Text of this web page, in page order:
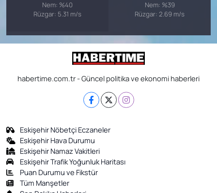
Nem: %40
Rüzgar: 5.31 m/s
Nem: %39
Rüzgar: 2.69 m/s
habertime.com.tr - Güncel politika ve ekonomi haberleri
Eskişehir Nöbetçi Eczaneler
Eskişehir Hava Durumu
Eskişehir Namaz Vakitleri
Eskişehir Trafik Yoğunluk Haritası
Puan Durumu ve Fikstür
Tüm Manşetler